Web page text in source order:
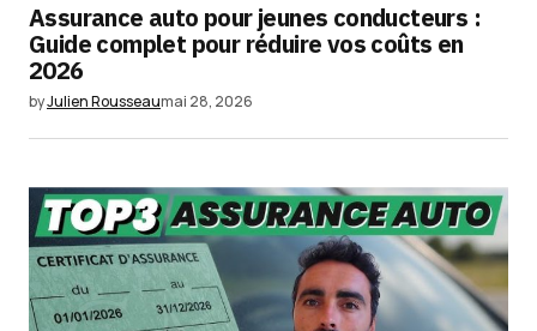
Your E-mail*
Enregistrer mon nom, mon e-mail et mon
site dans le navigateur pour mon prochain
Submit Comment
Assurance auto pour jeunes conducteurs :
Guide complet pour réduire vos coûts en
2026
byJulien Rousseaumai 28, 2026